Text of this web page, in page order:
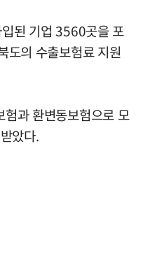
된 기업 3560곳을 포
도의 수출보험료 지원
과 환변동보험으로 모
았다.